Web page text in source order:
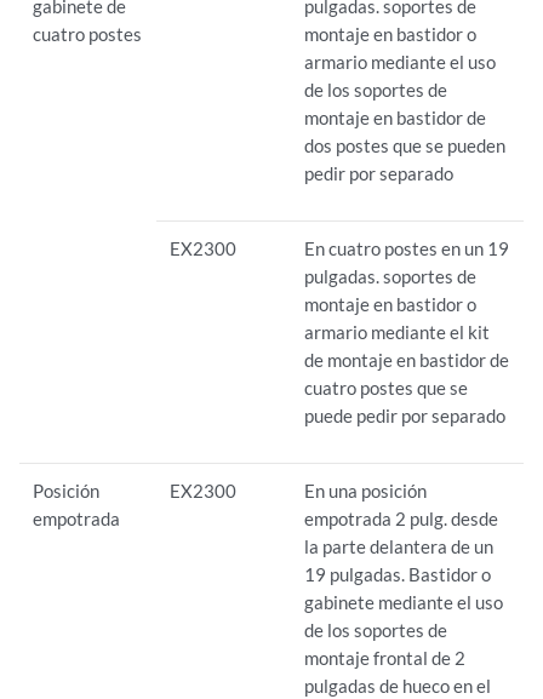
gabinete de
cuatro postes
pulgadas. soportes de
montaje en bastidor o
armario mediante el uso
de los soportes de
montaje en bastidor de
dos postes que se pueden
pedir por separado
EX2300
En cuatro postes en un 19
pulgadas. soportes de
montaje en bastidor o
armario mediante el kit
de montaje en bastidor de
cuatro postes que se
puede pedir por separado
Posición
empotrada
EX2300
En una posición
empotrada 2 pulg. desde
la parte delantera de un
19 pulgadas. Bastidor o
gabinete mediante el uso
de los soportes de
montaje frontal de 2
pulgadas de hueco en el